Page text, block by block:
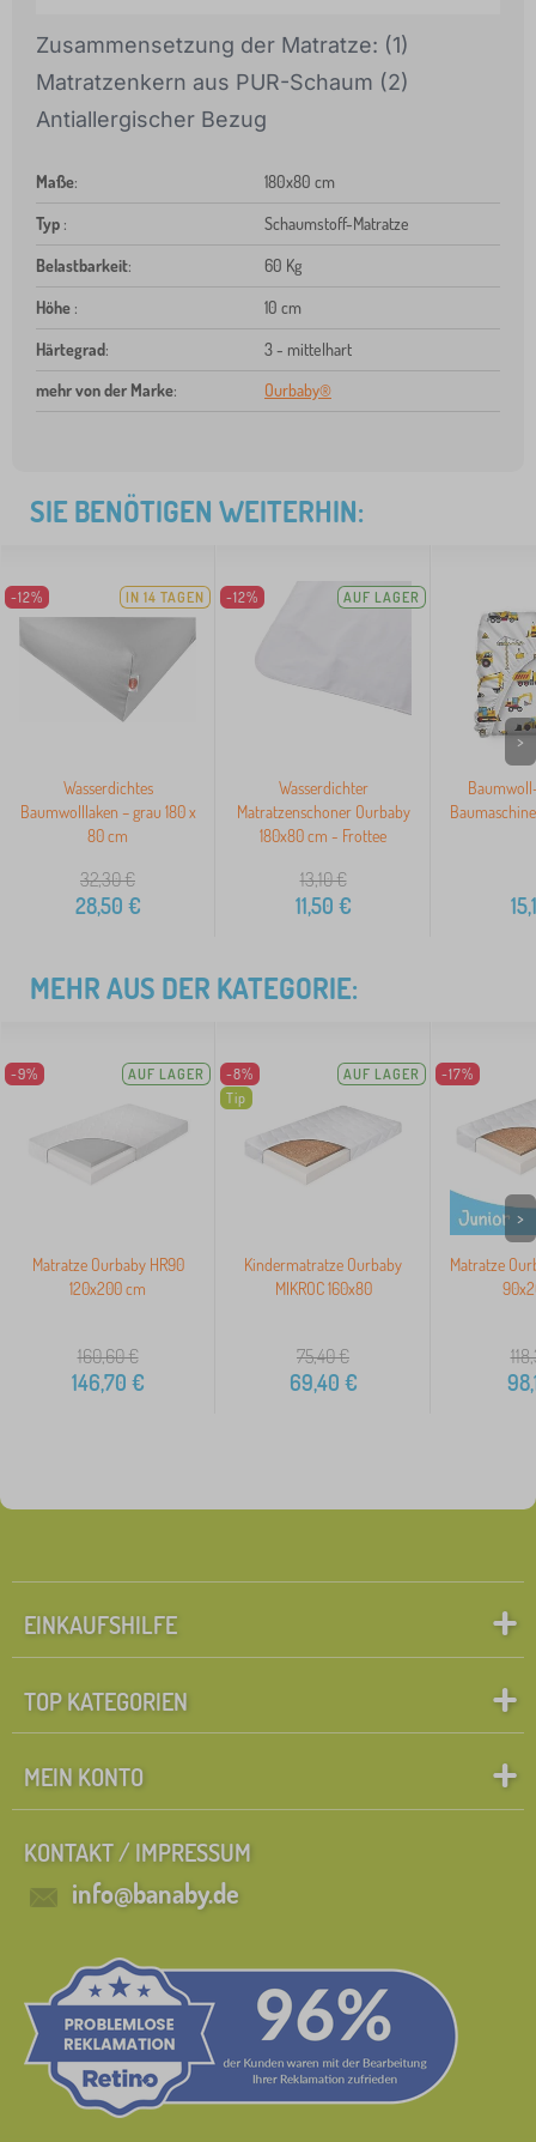
Zusammensetzung der Matratze: (1)
Matratzenkern aus PUR-Schaum (2)
Antiallergischer Bezug
Maße: 180x80 cm
Typ : Schaumstoff-Matratze
Belastbarkeit: 60 Kg
Höhe : 10 cm
Härtegrad:
3 - mittelhart
mehr von der Marke: Ourbaby®
SIE BENÖTIGEN WEITERHIN:
-12% IN 14 TAGEN
Wasserdichtes
Baumwolllaken – grau 180 x
80 cm
32,30€
28,50 €
-12% AUF LAGER
Wasserdichter
Matratzenschoner Ourbaby
180x80 cm - Frottee
13,10€
11,50 €
>
MEHR AUS DER KATEGORIE:
-9% AUF LAGER
Matratze Ourbaby HR90
120x200 cm
160,60€
146,70 €
-8%
Tip
AUF LAGER
Kindermatratze Ourbaby
MIKROC 160x80
75,40€
69,40 €
-17%
Matratze
>
EINKAUFSHILFE
TOP KATEGORIEN
MEIN KONTO
KONTAKT / IMPRESSUM
info@banaby.de